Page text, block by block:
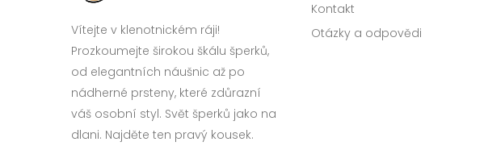
Vítejte v klenotnickém ráji!
Prozkoumejte širokou škálu šperků,
od elegantních náušnic až po
nádherné prsteny, které zdůrazní
váš osobní styl. Svět šperků jako na
dlani. Najděte ten pravý kousek.
Kontakt
Otázky a odpovědi